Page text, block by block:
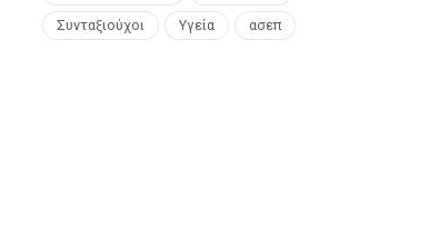
Συνταξιούχοι Υγεία ασεπ